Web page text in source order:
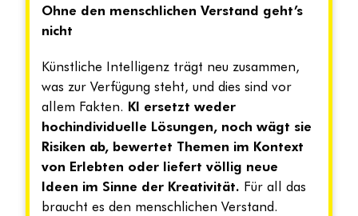
Ohne den menschlichen Verstand geht’s
nicht
Künstliche Intelligenz trägt neu zusammen,
was zur Verfügung steht, und dies sind vor
allem Fakten. KI ersetzt weder
hochindividuelle Lösungen, noch wägt sie
Risiken ab, bewertet Themen im Kontext
von Erlebten oder liefert völlig neue
Ideen im Sinne der Kreativität. Für all das
braucht es den menschlichen Verstand.